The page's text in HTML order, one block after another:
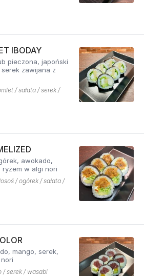
IBODAY
pieczona, japoński
serek zawijana z
/ sałata / serek /
awokado,
ryżem w algi nori
/ ogórek / sałata /
mango, serek,
/ serek / wasabi